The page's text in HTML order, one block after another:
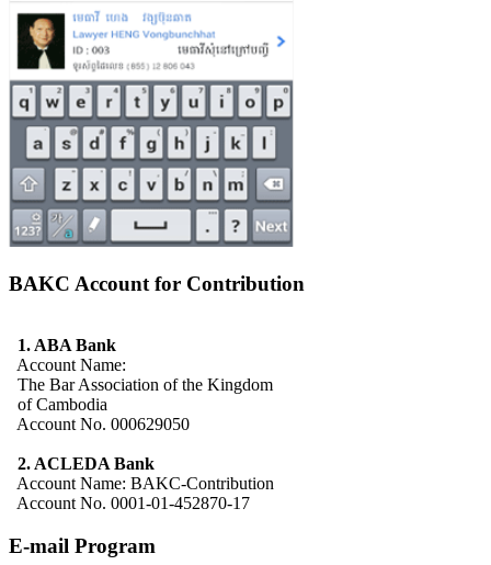
BAKC Account for Contribution
1. ABA Bank
Account Name:
The Bar Association of the Kingdom
of Cambodia
Account No. 000629050
2. ACLEDA Bank
Account Name: BAKC-Contribution
Account No. 0001-01-452870-17
E-mail Program